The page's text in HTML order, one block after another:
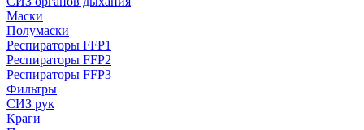
Маски
Полумаски
Респираторы FFP1
Респираторы FFP2
Респираторы FFP3
Фильтры
СИЗ рук
Краги